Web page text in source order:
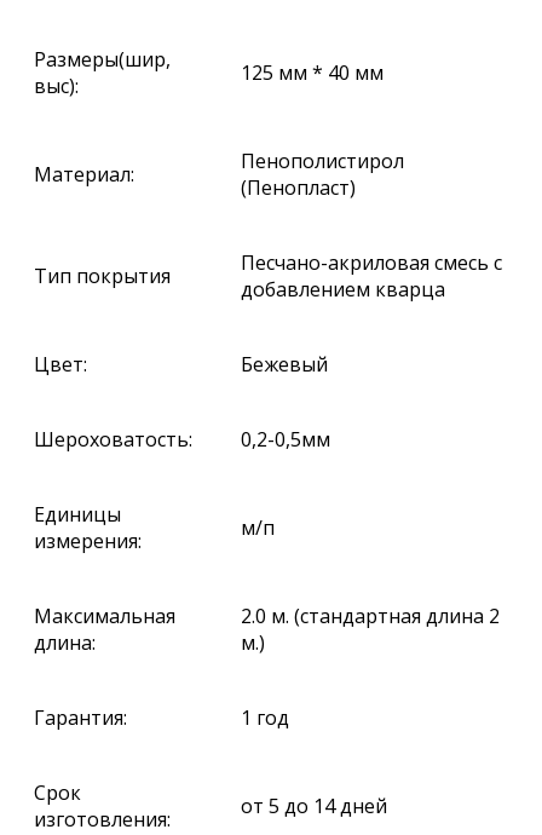
Размеры(шир,
выс):
125 мм * 40 мм
Материал:
Пенополистирол
(Пенопласт)
Тип покрытия
Песчано-акриловая смесь с
добавлением кварца
Цвет: Бежевый
Шероховатость: 0,2-0,5мм
Единицы
измерения:
м/п
Максимальная
длина:
2.0 м. (стандартная длина 2
м.)
Гарантия: 1 год
Срок
изготовления:
от 5 до 14 дней